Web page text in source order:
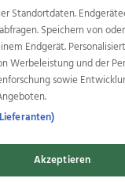
des
i.at OÖNow
OÖNachrichten
OÖN Reise
wasistlos.at
© 2026 Tips Zeitungs
Standortdaten.
Speichern von
Endgerät.
Werbeleistung und der
sowie
Akzeptieren